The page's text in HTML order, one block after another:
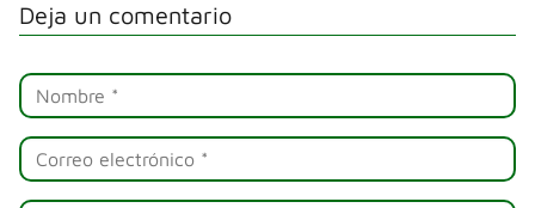
Deja un comentario